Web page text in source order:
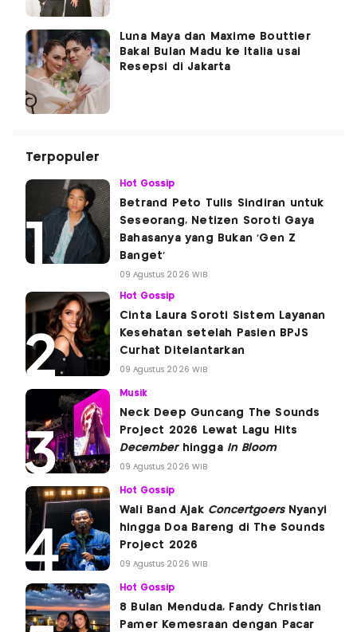
Luna Maya dan Maxime Bouttier
Bakal Bulan Madu ke Italia usai
Resepsi di Jakarta
Terpopuler
Hot Gossip
Betrand Peto Tulis Sindiran untuk
Seseorang, Netizen Soroti Gaya
Bahasanya yang Bukan 'Gen Z
Banget'
09 Agustus 2026 WIB
Hot Gossip
Cinta Laura Soroti Sistem Layanan
Kesehatan setelah Pasien BPJS
Curhat Ditelantarkan
09 Agustus 2026 WIB
Musik
Neck Deep Guncang The Sounds
Project 2026 Lewat Lagu Hits
Decemberhingga In Bloom
09 Agustus 2026 WIB
Hot Gossip
Wali Band Ajak ConcertgoersNyanyi
hingga Doa Bareng di The Sounds
Project 2026
09 Agustus 2026 WIB
Hot Gossip
8 Bulan Menduda, Fandy Christian
Pamer Kemesraan dengan Pacar